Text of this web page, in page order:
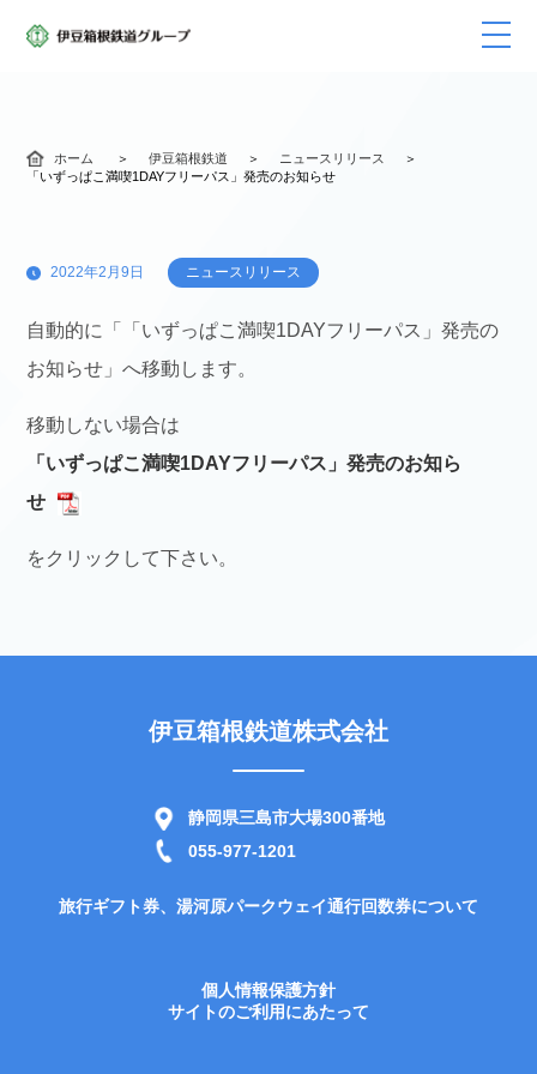
ホーム 伊豆箱根鉄道
ニュースリリース
「いずっぱこ満喫1DAYフリーパス」発売のお知らせ
2022年2月9日 ニュースリリース
自動的に「「いずっぱこ満喫1DAYフリーパス」発売の
お知らせ」へ移動します。
移動しない場合は
「いずっぱこ満喫1DAYフリーパス」発売のお知ら
せ
をクリックして下さい。
伊豆箱根鉄道株式会社
静岡県三島市大場300番地
055-977-1201
旅行ギフト券、湯河原パークウェイ通行回数券について
個人情報保護方針
サイトのご利用にあたって